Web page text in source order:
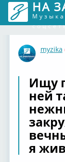
НА
myzika
Ищу
ней
я